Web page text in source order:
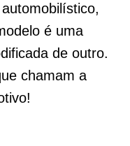
é uma
de outro.
chamam a